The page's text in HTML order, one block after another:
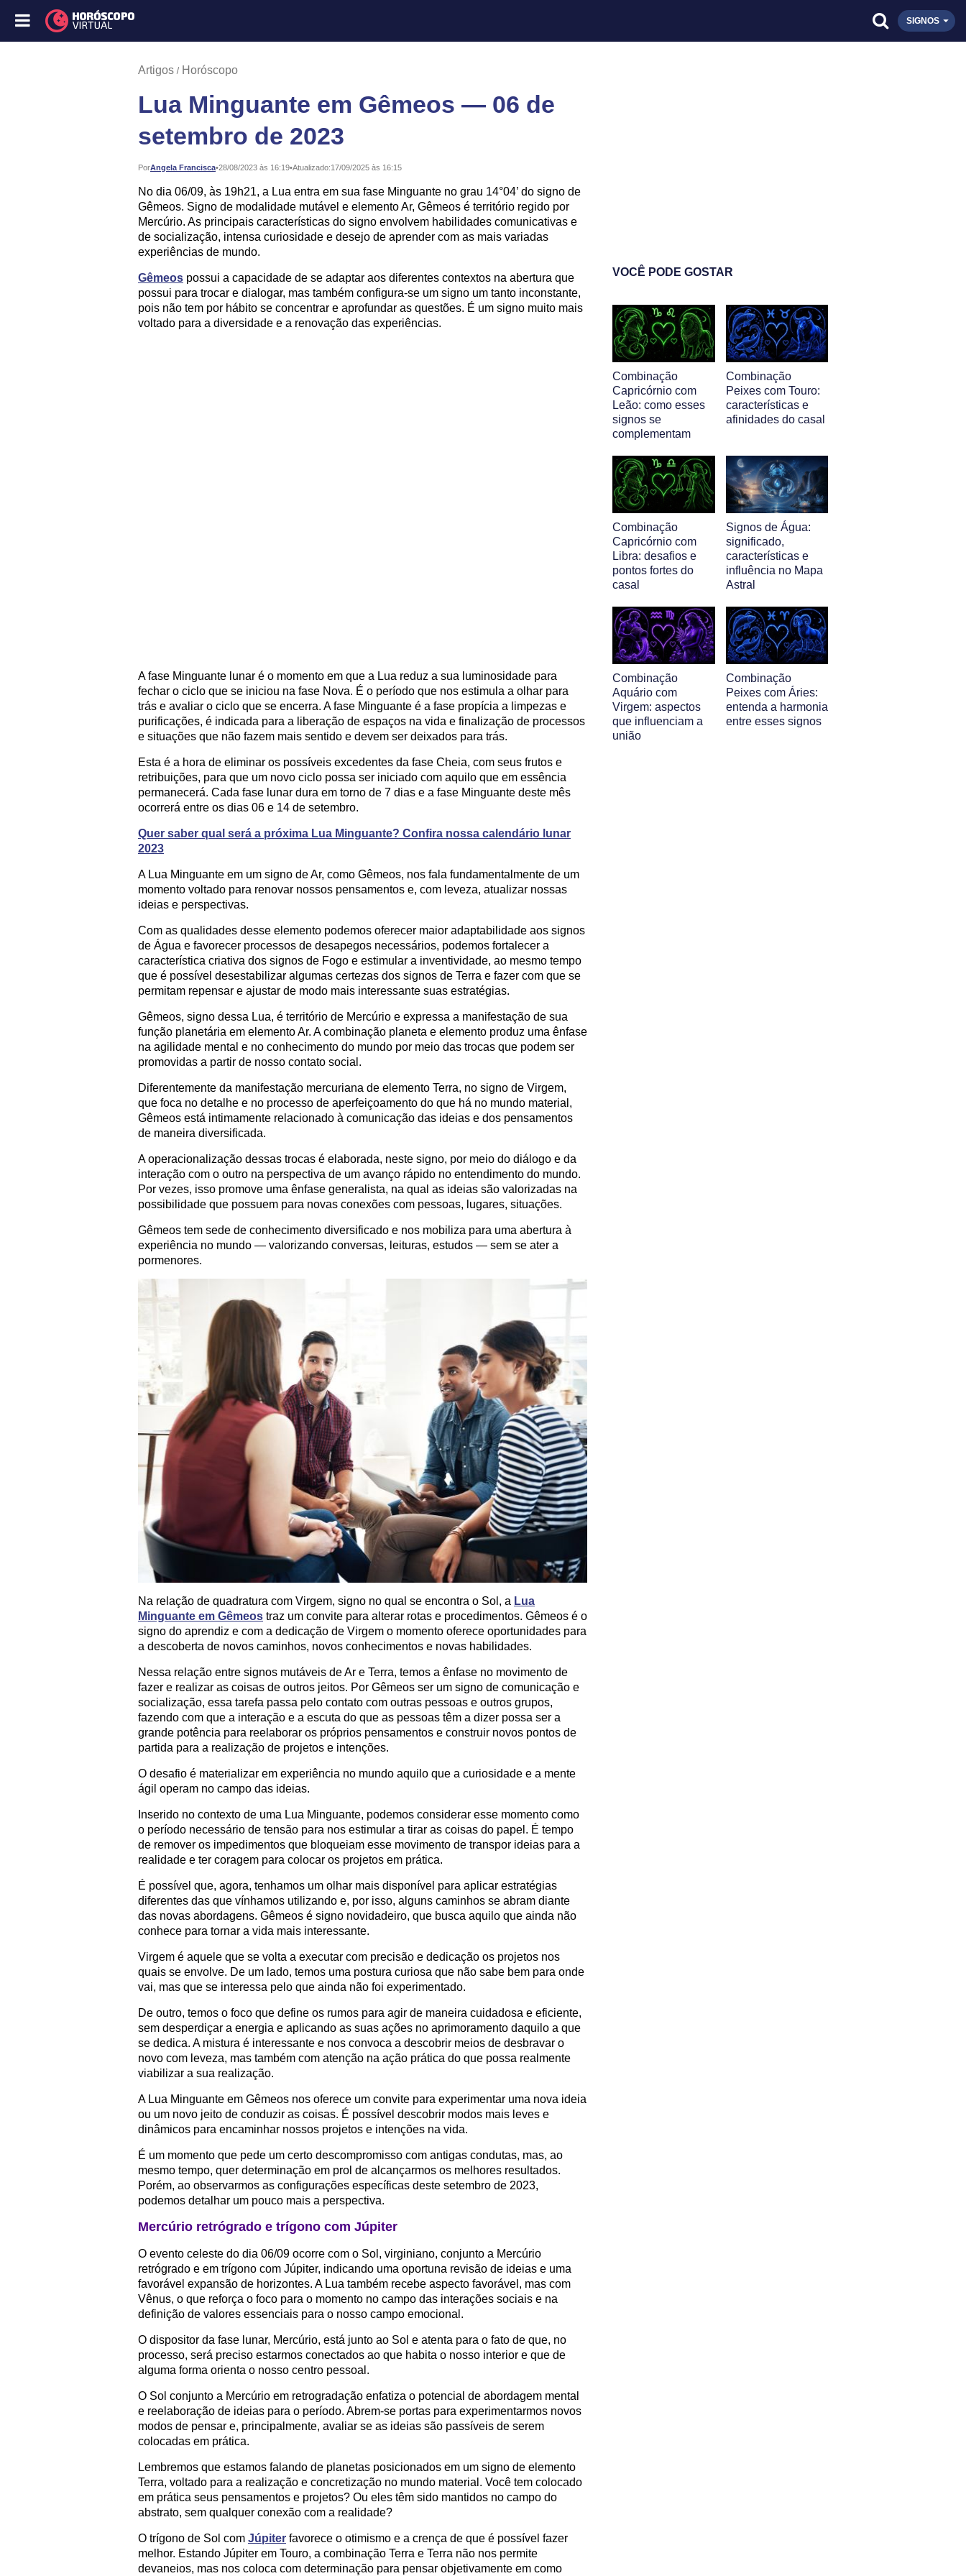
SIGNOS
Artigos Horóscopo
Lua Minguante em Gêmeos — 06 de
setembro de 2023
PorAngela Francisca•
Publicado: 28/08/2023 às 16:19•Atualizado:17/09/2025 às 16:15
No dia 06/09, às 19h21, a Lua entra em sua fase Minguante no grau 14°04’ do signo de
Gêmeos. Signo de modalidade mutável e elemento Ar, Gêmeos é território regido por
Mercúrio. As principais características do signo envolvem habilidades comunicativas e
de socialização, intensa curiosidade e desejo de aprender com as mais variadas
experiências de mundo.
Gêmeos possui a capacidade de se adaptar aos diferentes contextos na abertura que
possui para trocar e dialogar, mas também configura-se um signo um tanto inconstante,
pois não tem por hábito se concentrar e aprofundar as questões. É um signo muito mais
voltado para a diversidade e a renovação das experiências.
A fase Minguante lunar é o momento em que a Lua reduz a sua luminosidade para
fechar o ciclo que se iniciou na fase Nova. É o período que nos estimula a olhar para
trás e avaliar o ciclo que se encerra. A fase Minguante é a fase propícia a limpezas e
purificações, é indicada para a liberação de espaços na vida e finalização de processos
e situações que não fazem mais sentido e devem ser deixados para trás.
Esta é a hora de eliminar os possíveis excedentes da fase Cheia, com seus frutos e
retribuições, para que um novo ciclo possa ser iniciado com aquilo que em essência
permanecerá. Cada fase lunar dura em torno de 7 dias e a fase Minguante deste mês
ocorrerá entre os dias 06 e 14 de setembro.
Quer saber qual será a próxima Lua Minguante? Confira nossa calendário lunar
2023
A Lua Minguante em um signo de Ar, como Gêmeos, nos fala fundamentalmente de um
momento voltado para renovar nossos pensamentos e, com leveza, atualizar nossas
ideias e perspectivas.
Com as qualidades desse elemento podemos oferecer maior adaptabilidade aos signos
de Água e favorecer processos de desapegos necessários, podemos fortalecer a
característica criativa dos signos de Fogo e estimular a inventividade, ao mesmo tempo
que é possível desestabilizar algumas certezas dos signos de Terra e fazer com que se
permitam repensar e ajustar de modo mais interessante suas estratégias.
Gêmeos, signo dessa Lua, é território de Mercúrio e expressa a manifestação de sua
função planetária em elemento Ar. A combinação planeta e elemento produz uma ênfase
na agilidade mental e no conhecimento do mundo por meio das trocas que podem ser
promovidas a partir de nosso contato social.
Diferentemente da manifestação mercuriana de elemento Terra, no signo de Virgem,
que foca no detalhe e no processo de aperfeiçoamento do que há no mundo material,
Gêmeos está intimamente relacionado à comunicação das ideias e dos pensamentos
de maneira diversificada.
A operacionalização dessas trocas é elaborada, neste signo, por meio do diálogo e da
interação com o outro na perspectiva de um avanço rápido no entendimento do mundo.
Por vezes, isso promove uma ênfase generalista, na qual as ideias são valorizadas na
possibilidade que possuem para novas conexões com pessoas, lugares, situações.
Gêmeos tem sede de conhecimento diversificado e nos mobiliza para uma abertura à
experiência no mundo — valorizando conversas, leituras, estudos — sem se ater a
pormenores.
Na relação de quadratura com Virgem, signo no qual se encontra o Sol, a Lua
Minguante em Gêmeos traz um convite para alterar rotas e procedimentos. Gêmeos é o
signo do aprendiz e com a dedicação de Virgem o momento oferece oportunidades para
a descoberta de novos caminhos, novos conhecimentos e novas habilidades.
Nessa relação entre signos mutáveis de Ar e Terra, temos a ênfase no movimento de
fazer e realizar as coisas de outros jeitos. Por Gêmeos ser um signo de comunicação e
socialização, essa tarefa passa pelo contato com outras pessoas e outros grupos,
fazendo com que a interação e a escuta do que as pessoas têm a dizer possa ser a
grande potência para reelaborar os próprios pensamentos e construir novos pontos de
partida para a realização de projetos e intenções.
O desafio é materializar em experiência no mundo aquilo que a curiosidade e a mente
ágil operam no campo das ideias.
Inserido no contexto de uma Lua Minguante, podemos considerar esse momento como
o período necessário de tensão para nos estimular a tirar as coisas do papel. É tempo
de remover os impedimentos que bloqueiam esse movimento de transpor ideias para a
realidade e ter coragem para colocar os projetos em prática.
É possível que, agora, tenhamos um olhar mais disponível para aplicar estratégias
diferentes das que vínhamos utilizando e, por isso, alguns caminhos se abram diante
das novas abordagens. Gêmeos é signo novidadeiro, que busca aquilo que ainda não
conhece para tornar a vida mais interessante.
Virgem é aquele que se volta a executar com precisão e dedicação os projetos nos
quais se envolve. De um lado, temos uma postura curiosa que não sabe bem para onde
vai, mas que se interessa pelo que ainda não foi experimentado.
De outro, temos o foco que define os rumos para agir de maneira cuidadosa e eficiente,
sem desperdiçar a energia e aplicando as suas ações no aprimoramento daquilo a que
se dedica. A mistura é interessante e nos convoca a descobrir meios de desbravar o
novo com leveza, mas também com atenção na ação prática do que possa realmente
viabilizar a sua realização.
A Lua Minguante em Gêmeos nos oferece um convite para experimentar uma nova ideia
ou um novo jeito de conduzir as coisas. É possível descobrir modos mais leves e
dinâmicos para encaminhar nossos projetos e intenções na vida.
É um momento que pede um certo descompromisso com antigas condutas, mas, ao
mesmo tempo, quer determinação em prol de alcançarmos os melhores resultados.
Porém, ao observarmos as configurações específicas deste setembro de 2023,
podemos detalhar um pouco mais a perspectiva.
Mercúrio retrógrado e trígono com Júpiter
O evento celeste do dia 06/09 ocorre com o Sol, virginiano, conjunto a Mercúrio
retrógrado e em trígono com Júpiter, indicando uma oportuna revisão de ideias e uma
favorável expansão de horizontes. A Lua também recebe aspecto favorável, mas com
Vênus, o que reforça o foco para o momento no campo das interações sociais e na
definição de valores essenciais para o nosso campo emocional.
O dispositor da fase lunar, Mercúrio, está junto ao Sol e atenta para o fato de que, no
processo, será preciso estarmos conectados ao que habita o nosso interior e que de
alguma forma orienta o nosso centro pessoal.
O Sol conjunto a Mercúrio em retrogradação enfatiza o potencial de abordagem mental
e reelaboração de ideias para o período. Abrem-se portas para experimentarmos novos
modos de pensar e, principalmente, avaliar se as ideias são passíveis de serem
colocadas em prática.
Lembremos que estamos falando de planetas posicionados em um signo de elemento
Terra, voltado para a realização e concretização no mundo material. Você tem colocado
em prática seus pensamentos e projetos? Ou eles têm sido mantidos no campo do
abstrato, sem qualquer conexão com a realidade?
O trígono de Sol com Júpiter favorece o otimismo e a crença de que é possível fazer
melhor. Estando Júpiter em Touro, a combinação Terra e Terra não nos permite
devaneios, mas nos coloca com determinação para pensar objetivamente em como
VOCÊ PODE GOSTAR
Combinação
Capricórnio com
Leão: como esses
signos se
complementam
Combinação
Peixes com Touro:
características e
afinidades do casal
Combinação
Capricórnio com
Libra: desafios e
pontos fortes do
casal
Signos de Água:
significado,
características e
influência no Mapa
Astral
Combinação
Aquário com
Virgem: aspectos
que influenciam a
união
Combinação
Peixes com Áries:
entenda a harmonia
entre esses signos